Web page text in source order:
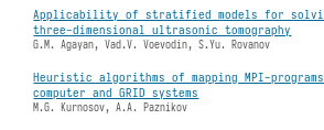
Applicability of stratified models for
three-dimensional ultrasonic tomography
G.M. Agayan, Vad.V. Voevodin, S.Yu. Rovanov
Heuristic algorithms of mapping MPI-
computer and GRID systems
M.G. Kurnosov, A.A. Paznikov